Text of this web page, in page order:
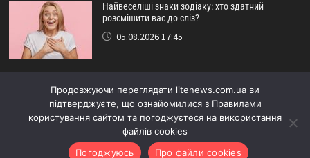
Найвеселіші знаки зодіаку: хто здатний
розсмішити вас до сліз?
05.08.2026 17:45
Астрологічний прогноз на серпень: кому
пощастить наприкінці літа
29.07.2026 16:15
Продовжуючи переглядати litenews.com.ua ви
підтверджуєте, що ознайомилися з Правилами
користування сайтом та погоджуєтеся на використання
файлів cookies
Погоджуюсь
Про файли cookies